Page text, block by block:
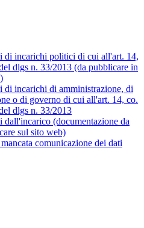
di incarichi politici di cui all'art. 14,
dlgs n. 33/2013 (da pubblicare in
di incarichi di amministrazione, di
o di governo di cui all'art. 14, co.
dlgs n. 33/2013
dall'incarico (documentazione da
sul sito web)
comunicazione dei dati